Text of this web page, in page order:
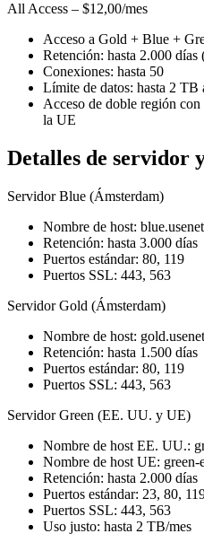
All Access – $12,00/mes
Acceso a Gold + Blue +
Retención: hasta 2.000 días
Conexiones: hasta 50
Límite de datos: hasta 2 TB
Acceso de doble región
la UE
Detalles de servidor
Servidor Blue (Ámsterdam)
Nombre de host:
Retención: hasta 3.000 días
Puertos estándar: 80, 119
Puertos SSL: 443, 563
Servidor Gold (Ámsterdam)
Nombre de host:
Retención: hasta 1.500 días
Puertos estándar: 80, 119
Puertos SSL: 443, 563
Servidor Green (EE. UU. y UE)
Nombre de host EE. UU.:
Nombre de host UE: green-
Retención: hasta 2.000 días
Puertos estándar: 23, 80,
Puertos SSL: 443, 563
Uso justo: hasta 2 TB/mes